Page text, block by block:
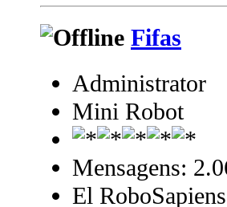
Fifas
Administrator
Mini Robot
Mensagens:
El RoboSapiens